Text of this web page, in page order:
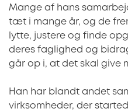
Mange af hans
tæt i mange år, og de
lytte, justere og finde
deres faglighed og
går op i, at det skal give
Han har blandt andet
virksomheder, der